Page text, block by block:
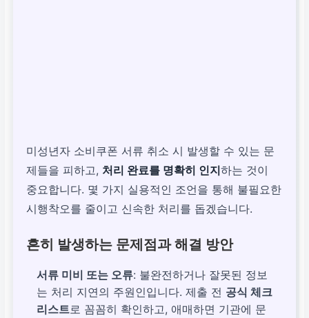
미성년자 소비쿠폰 서류 취소 시 발생할 수 있는 문
제들을 피하고, 처리 완료를 명확히 인지하는 것이
중요합니다. 몇 가지 실용적인 조언을 통해 불필요한
시행착오를 줄이고 신속한 처리를 돕겠습니다.
흔히 발생하는 문제점과 해결 방안
서류 미비 또는 오류: 불완전하거나 잘못된 정보
는 처리 지연의 주원인입니다. 제출 전 공식 체크
리스트로 꼼꼼히 확인하고, 애매하면 기관에 문